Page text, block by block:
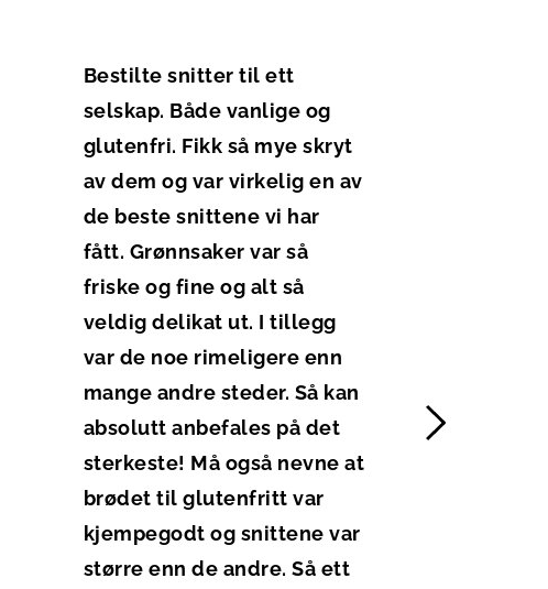
Bestilte snitter til ett
selskap. Både vanlige og
glutenfri. Fikk så mye skryt
av dem og var virkelig en av
de beste snittene vi har
fått. Grønnsaker var så
friske og fine og alt så
veldig delikat ut. I tillegg
var de noe rimeligere enn
mange andre steder. Så kan
absolutt anbefales på det
sterkeste! Må også nevne at
brødet til glutenfritt var
kjempegodt og snittene var
større enn de andre. Så ett